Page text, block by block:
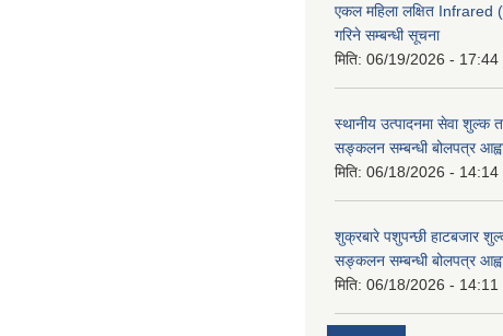
एकल महिला लक्षित Infrared
गरिने सम्बन्धी सूचना
मिति: 06/19/2026 - 17:44
स्थानीय उत्पादनमा सेवा शुल्क
सङ्कलन सम्बन्धी बोलपत्र
मिति: 06/18/2026 - 14:14
शुक्रबारे पशुपन्छी हाटबजार
सङ्कलन सम्बन्धी बोलपत्र
मिति: 06/18/2026 - 14:11